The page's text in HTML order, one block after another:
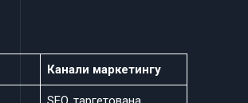
Канали маркетингу